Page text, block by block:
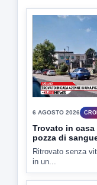
6 AGOSTO 2026
Trovato in
pozza di
Ritrovato senza
in un...